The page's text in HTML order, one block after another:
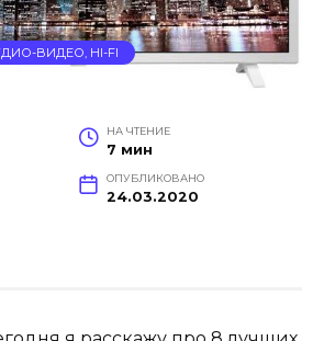
ВИДЕО, HI-FI
НА ЧТЕНИЕ
7 мин
ОПУБЛИКОВАНО
24.03.2020